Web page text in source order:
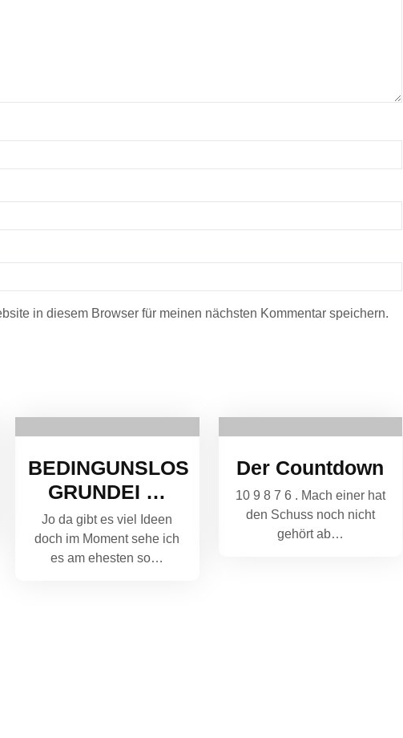
in diesem Browser für meinen nächsten Kommentar speichern.
BEDINGUNSLOS
GRUNDEI …
Jo da gibt es viel Ideen
doch im Moment sehe ich
es am ehesten so…
Der Countdown
10 9 8 7 6 . Mach einer hat
den Schuss noch nicht
gehört ab…